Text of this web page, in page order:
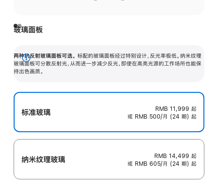
玻璃面板
两种抗反射玻璃面板可选。 标配的玻璃面板经过特别设计，反光率极低。纳米纹理
玻璃面板可分散反射光，从而进一步减少反光，即使在高亮光源的工作场所也能保
持出色画质。
展
开
标准玻璃 RMB 11,999 起
或 RMB 500/月 (24 期) 起
纳米纹理玻璃 RMB 14,499 起
或 RMB 605/月 (24 期) 起